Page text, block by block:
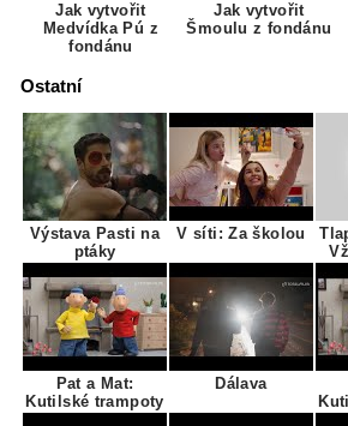
Jak vytvořit
Medvídka Pú z
fondánu
Jak vytvořit
Šmoulu z fondánu
Ostatní
Výstava Pasti na
ptáky
V síti: Za školou
Pat a Mat:
Kutilské trampoty
Dálava